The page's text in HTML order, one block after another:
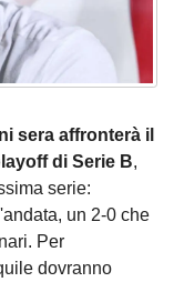
sera affronterà il
di Serie B,
serie:
un 2-0 che
Per
dovranno